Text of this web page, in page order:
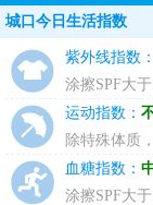
城口今日生活指数
紫外线指数：
涂擦SPF大
运动指数：
除特殊体质
血糖指数：
涂擦SPF大